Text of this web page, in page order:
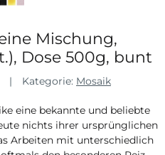
Mischung,
Dose 500g, bunt
Kategorie: Mosaik
eine bekannte und beliebte
nichts ihrer ursprünglichen
Arbeiten mit unterschiedlich